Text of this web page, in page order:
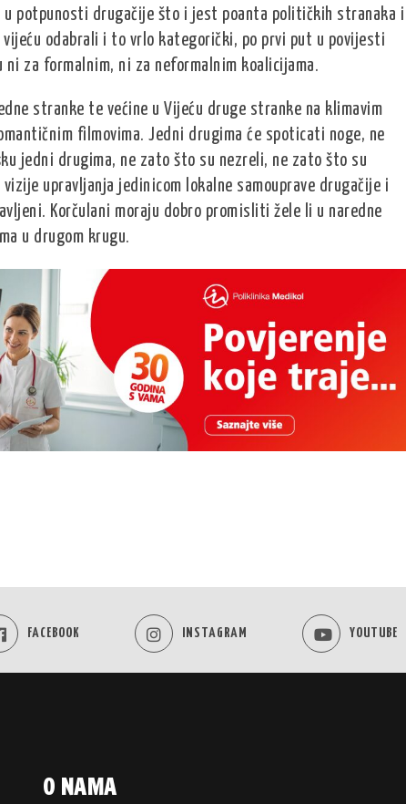
potpunosti drugačije što i jest poanta političkih stranaka i
odabrali i to vrlo kategorički, po prvi put u povijesti
za formalnim, ni za neformalnim koalicijama.
stranke te većine u Vijeću druge stranke na klimavim
filmovima. Jedni drugima će spoticati noge, ne
jedni drugima, ne zato što su nezreli, ne zato što su
upravljanja jedinicom lokalne samouprave drugačije i
Korčulani moraju dobro promisliti žele li u naredne
u drugom krugu.
FACEBOOK INSTAGRAM YOUTUBE
O NAMA